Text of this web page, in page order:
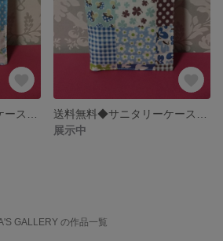
展示中
GALLERY の作品一覧